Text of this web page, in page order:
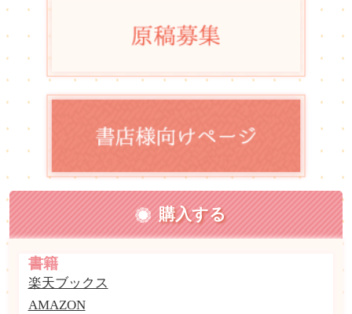
購入する
書籍
楽天ブックス
AMAZON